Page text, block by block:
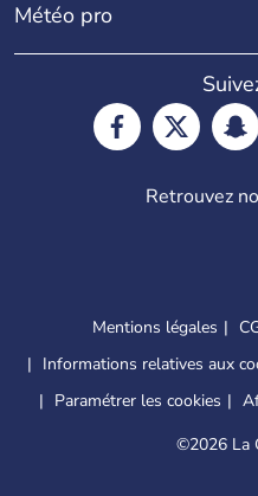
Météo pro
Retrouvez
Mentions légales
Informations relatives aux
Paramétrer les cookies
©2026 La